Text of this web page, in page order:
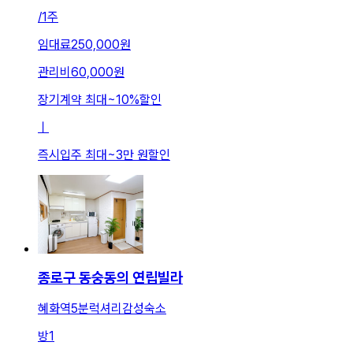
/1주
임대료250,000원
관리비 60,000원
장기계약 최대~10%할인
ㅣ
즉시입주 최대~3만 원할인
종로구 동숭동의 연립빌라
혜화역5분럭셔리감성숙소
방1